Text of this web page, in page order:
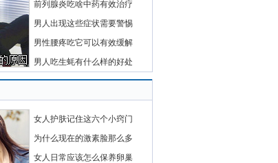
前列腺炎吃啥中药有效治疗
男人出现这些症状需要警惕
男性腰疼吃它可以有效缓解
男人吃生蚝有什么样的好处
女人护肤记住这六个小窍门
为什么现在的激素脸那么多
女人日常应该怎么保养卵巢